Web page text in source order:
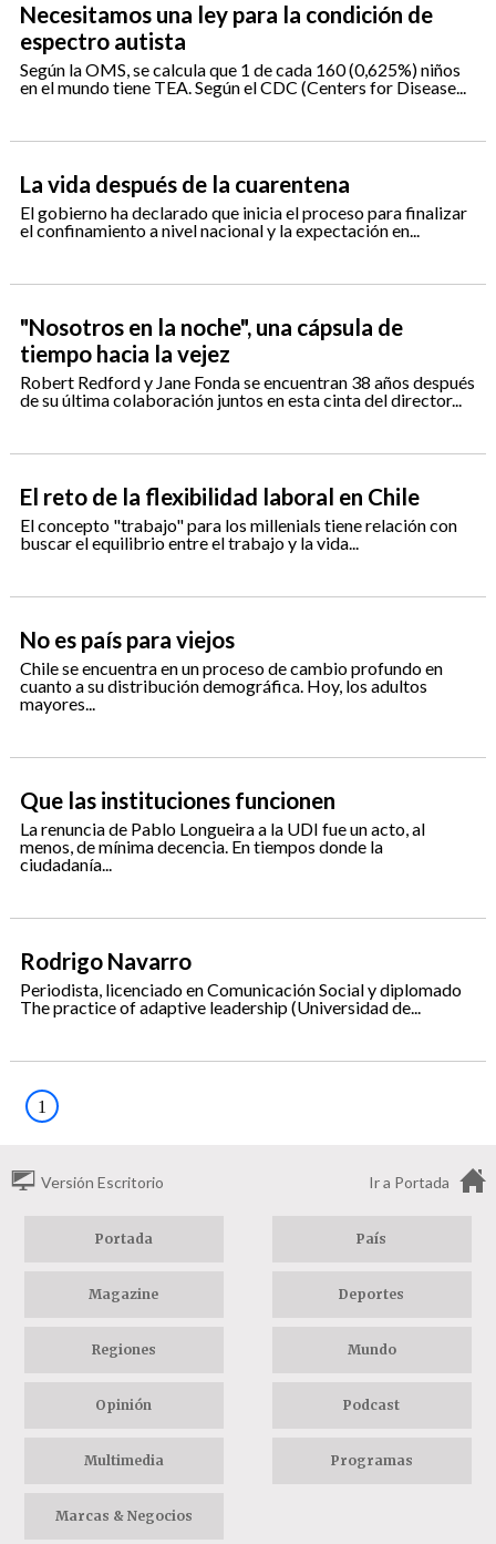
Necesitamos una ley para la condición de
espectro autista
Según la OMS, se calcula que 1 de cada 160 (0,625%) niños
en el mundo tiene TEA. Según el CDC (Centers for Disease...
La vida después de la cuarentena
El gobierno ha declarado que inicia el proceso para finalizar
el confinamiento a nivel nacional y la expectación en...
"Nosotros en la noche", una cápsula de
tiempo hacia la vejez
Robert Redford y Jane Fonda se encuentran 38 años después
de su última colaboración juntos en esta cinta del director...
El reto de la flexibilidad laboral en Chile
El concepto "trabajo" para los millenials tiene relación con
buscar el equilibrio entre el trabajo y la vida...
No es país para viejos
Chile se encuentra en un proceso de cambio profundo en
cuanto a su distribución demográfica. Hoy, los adultos
mayores...
Que las instituciones funcionen
La renuncia de Pablo Longueira a la UDI fue un acto, al
menos, de mínima decencia. En tiempos donde la
ciudadanía...
Rodrigo Navarro
Periodista, licenciado en Comunicación Social y diplomado
The practice of adaptive leadership (Universidad de...
1
Versión Escritorio Ir a Portada
Portada País
Magazine Deportes
Regiones Mundo
Opinión Podcast
Multimedia Programas
Marcas & Negocios